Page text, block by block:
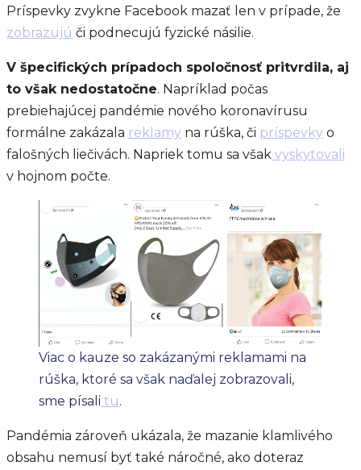
Príspevky zvykne Facebook mazať len v prípade, že
zobrazujú či podnecujú fyzické násilie.
V špecifických prípadoch spoločnosť pritvrdila, aj
to však nedostatočne. Napríklad počas
prebiehajúcej pandémie nového koronavírusu
formálne zakázala reklamy na rúška, či príspevky o
falošných liečivách. Napriek tomu sa však vyskytovali
v hojnom počte.
Viac o kauze so zakázanými reklamami na
rúška, ktoré sa však naďalej zobrazovali,
sme písali tu.
Pandémia zároveň ukázala, že mazanie klamlivého
obsahu nemusí byť také náročné, ako doteraz